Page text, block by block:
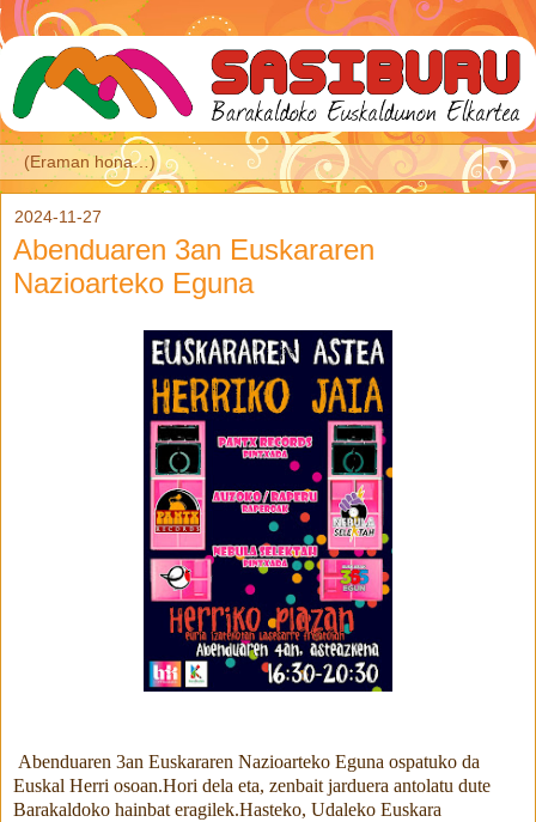
▼
2024-11-27
Abenduaren 3an Euskararen
Nazioarteko Eguna
Abenduaren 3an Euskararen Nazioarteko Eguna ospatuko da
Euskal Herri osoan.Hori dela eta, zenbait jarduera antolatu dute
Barakaldoko hainbat eragilek.Hasteko, Udaleko Euskara